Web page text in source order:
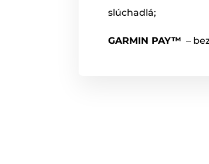
slúchadlá;
GARMIN PAY™ –